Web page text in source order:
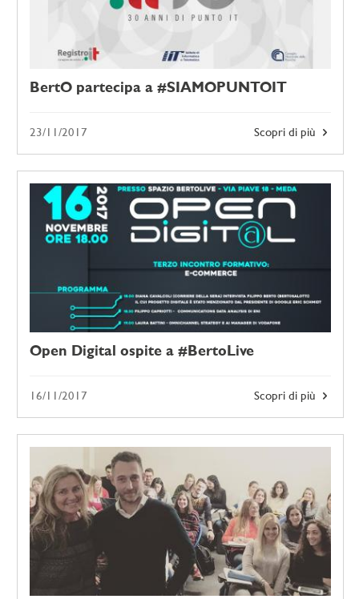
BertO partecipa a #SIAMOPUNTOIT
Scopri di più
23/11/2017
Open Digital ospite a #BertoLive
Scopri di più
16/11/2017